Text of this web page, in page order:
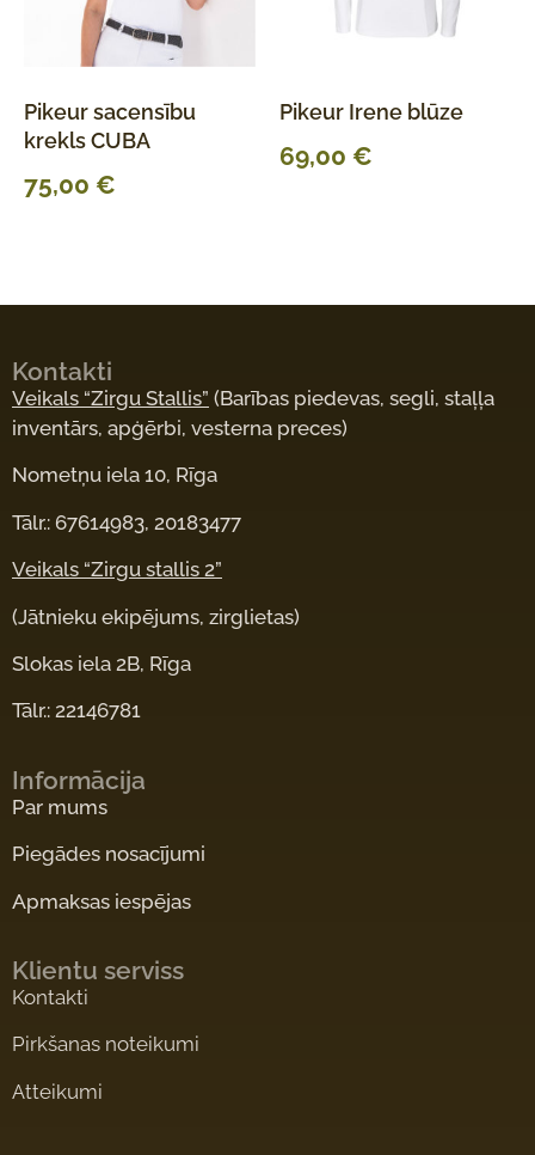
Pikeur sacensību
krekls CUBA
75,00 €
Pikeur Irene blūze
69,00 €
Kontakti
Veikals “Zirgu Stallis” (Barības piedevas, segli, staļļa
inventārs, apģērbi, vesterna preces)
Nometņu iela 10, Rīga
Tālr.: 67614983, 20183477
Veikals “Zirgu stallis 2”
(Jātnieku ekipējums, zirglietas)
Slokas iela 2B, Rīga
Tālr.: 22146781
Informācija
Par mums
Piegādes nosacījumi
Apmaksas iespējas
Klientu serviss
Kontakti
Pirkšanas noteikumi
Atteikumi